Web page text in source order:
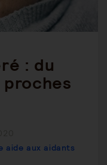
: du
proches
aide aux aidants